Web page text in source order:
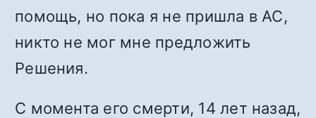
помощь, но пока я не пришла в АС,
никто не мог мне предложить
Решения.
С момента его смерти, 14 лет назад,